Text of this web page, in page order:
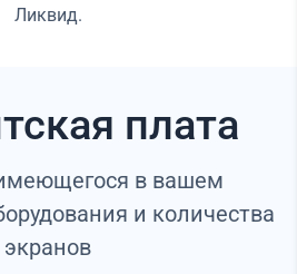
Ликвид.
плата
в вашем
и количества
экранов